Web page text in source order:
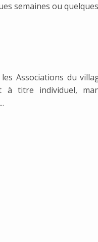
semaines ou
Associations du
titre individuel,
...